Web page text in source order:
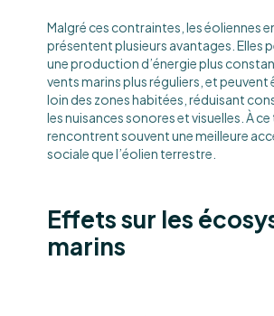
Malgré ces contraintes, les éoliennes
présentent plusieurs avantages. Elles
une production d’énergie plus
vents marins plus réguliers, et peuvent
loin des zones habitées, réduisant
les nuisances sonores et visuelles. À
rencontrent souvent une meilleure
sociale que l’éolien terrestre.
Effets sur les
marins